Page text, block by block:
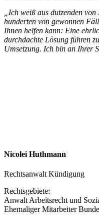
„Ich weiß aus dutzenden
hunderten von gewonnen
Ihnen helfen kann: Eine
durchdachte Lösung führen
Umsetzung. Ich bin an Ihrer
Nicolei Huthmann
Rechtsanwalt Kündigung
Rechtsgebiete:
Anwalt Arbeitsrecht und
Ehemaliger Mitarbeiter